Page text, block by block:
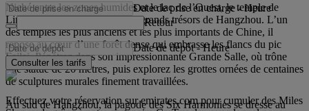
Niché entre les zones humides et le lac de l’Ouest, le temple de
Lingyin compte parmi les plus grands trésors de Hangzhou. L’un
des temples les plus anciens et les plus importants de Chine, il
repose au cœur d’une forêt dense qui embrasse les flancs du pic
Feilai. Pénétrez dans son impressionnante Grande Salle, où trône
une statue de 20 mètres, puis explorez les grottes ornées de centaines
de sculptures murales finement travaillées.
Au sud de Hangzhou, la pagode des Six Harmonies se dresse au
Date de prise en charge - Heure
Retour
Date de dépôt - Heure
Consulter les tarifs
Effectuez votre réservation sur emirates.com pour cumuler des Miles